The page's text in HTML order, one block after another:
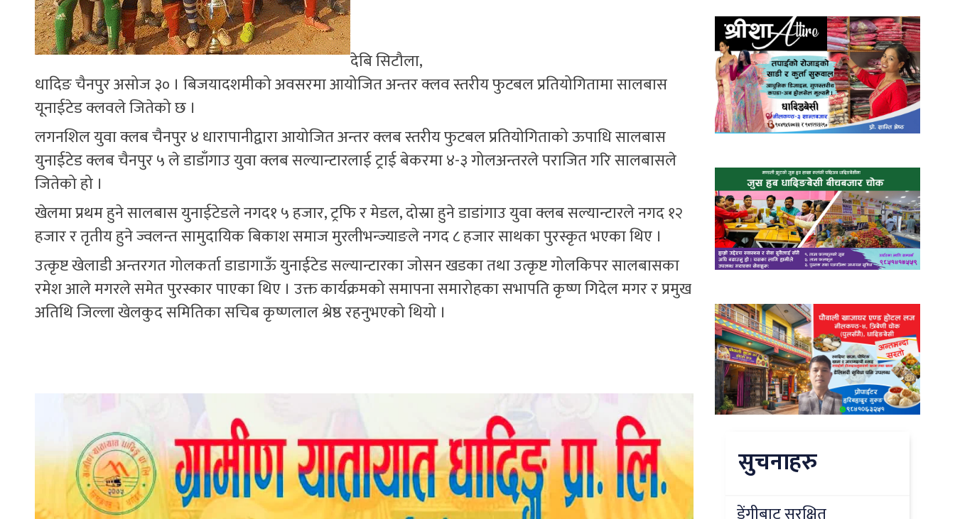
देबि सिटौला,
धादिङ चैनपुर असोज ३० । बिजयादशमीको अवसरमा आयोजित अन्तर क्लव स्तरीय फुटबल प्रतियोगितामा सालबास
यूनाईटेड क्लवले जितेको छ ।
लगनशिल युवा क्लब चैनपुर ४ धारापानीद्वारा आयोजित अन्तर क्लब स्तरीय फुटबल प्रतियोगिताको ऊपाधि सालबास
युनाईटेड क्लब चैनपुर ५ ले डाडाँगाउ युवा क्लब सल्यान्टारलाई ट्राई बेकरमा ४-३ गोलअन्तरले पराजित गरि सालबासले
जितेको हो ।
खेलमा प्रथम हुने सालबास युनाईटेडले नगद१ ५ हजार, ट्रफि र मेडल, दोस्रा हुने डाडांगाउ युवा क्लब सल्यान्टारले नगद १२
हजार र तृतीय हुने ज्वलन्त सामुदायिक बिकाश समाज मुरलीभन्ज्याङले नगद ८ हजार साथका पुरस्कृत भएका थिए ।
उत्कृष्ट खेलाडी अन्तरगत गोलकर्ता डाडागाऊँ युनाईटेड सल्यान्टारका जोसन खडका तथा उत्कृष्ट गोलकिपर सालबासका
रमेश आले मगरले समेत पुरस्कार पाएका थिए । उक्त कार्यक्रमको समापना समारोहका सभापति कृष्ण गिदेल मगर र प्रमुख
अतिथि जिल्ला खेलकुद समितिका सचिब कृष्णलाल श्रेष्ठ रहनुभएको थियो ।
सुचनाहरु